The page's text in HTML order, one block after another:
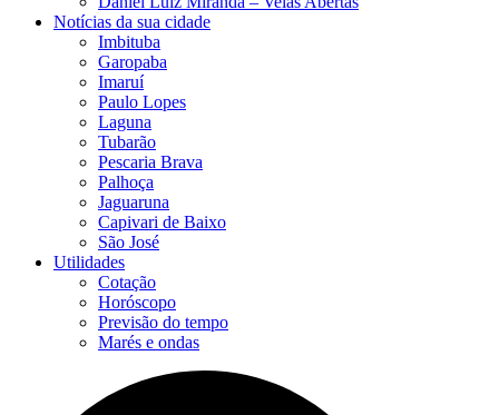
Notícias da sua cidade
Imbituba
Garopaba
Imaruí
Paulo Lopes
Laguna
Tubarão
Pescaria Brava
Palhoça
Jaguaruna
Capivari de Baixo
São José
Utilidades
Cotação
Horóscopo
Previsão do tempo
Marés e ondas